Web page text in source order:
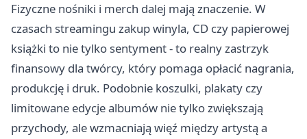
Fizyczne nośniki i merch dalej mają znaczenie. W
czasach streamingu zakup winyla, CD czy papierowej
książki to nie tylko sentyment - to realny zastrzyk
finansowy dla twórcy, który pomaga opłacić nagrania,
produkcję i druk. Podobnie koszulki, plakaty czy
limitowane edycje albumów nie tylko zwiększają
przychody, ale wzmacniają więź między artystą a